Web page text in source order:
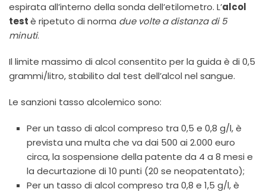
espirata all’interno della sonda dell’etilometro. L’alcol
testè ripetuto di norma due volte a distanza di 5
minuti.
Il limite massimo di alcol consentito per la guida è di 0,5
grammi/litro, stabilito dal test dell’alcol nel sangue.
Le sanzioni tasso alcolemico sono:
Per un tasso di alcol compreso tra 0,5 e 0,8 g/l, è
prevista una multa che va dai 500 ai 2.000 euro
circa, la sospensione della patente da 4 a 8 mesi e
la decurtazione di 10 punti (20 se neopatentato);
Per un tasso di alcol compreso tra 0,8 e 1,5 g/l, è